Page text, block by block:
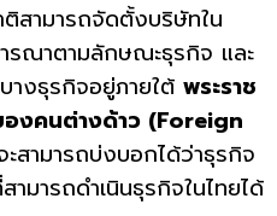
สามารถจัดตั้งบริษัทใน
รณาตามลักษณะธุรกิจ และ
างธุรกิจอยู่ภายใต้ พระราช
งคนต่างด้าว (Foreign
ะสามารถบ่งบอกได้ว่าธุรกิจ
ามารถดำเนินธุรกิจในไทยได้